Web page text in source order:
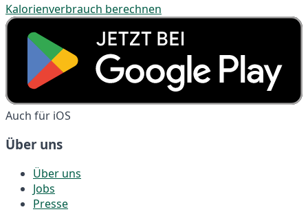
Kalorienverbrauch berechnen
Auch für iOS
Über uns
Über uns
Jobs
Presse